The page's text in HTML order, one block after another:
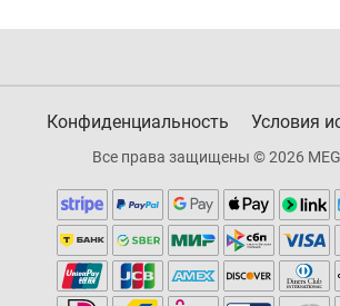
Конфиденциальность Условия
Все права защищены © 2026